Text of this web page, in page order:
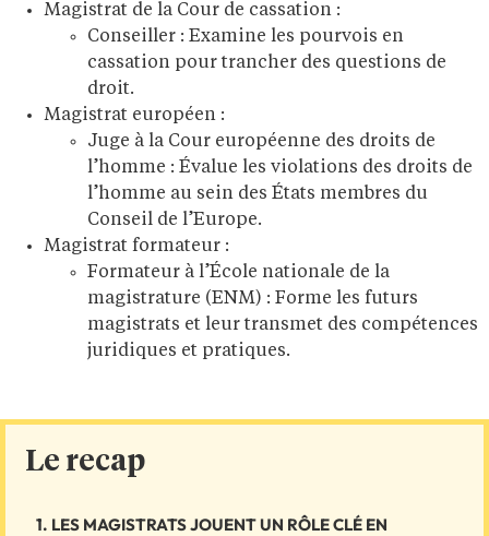
Magistrat de la Cour de cassation :
Conseiller : Examine les pourvois en
cassation pour trancher des questions de
droit.
Magistrat européen :
Juge à la Cour européenne des droits de
l’homme : Évalue les violations des droits de
l’homme au sein des États membres du
Conseil de l’Europe.
Magistrat formateur :
Formateur à l’École nationale de la
magistrature (ENM) : Forme les futurs
magistrats et leur transmet des compétences
juridiques et pratiques.
Le recap
LES MAGISTRATS JOUENT UN RÔLE CLÉ EN